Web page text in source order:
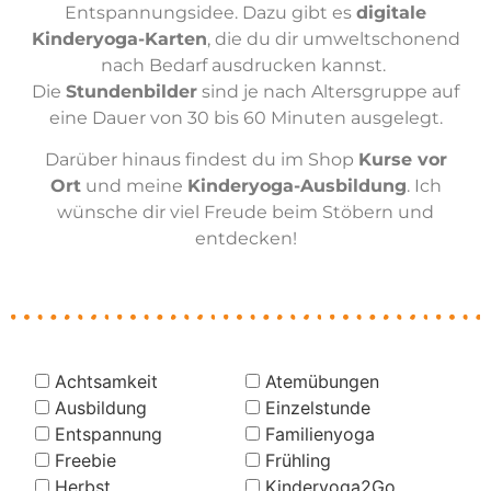
Entspannungsidee. Dazu gibt es digitale
Kinderyoga-Karten, die du dir umweltschonend
nach Bedarf ausdrucken kannst.
Die Stundenbilder sind je nach Altersgruppe auf
eine Dauer von 30 bis 60 Minuten ausgelegt.
Darüber hinaus findest du im Shop Kurse vor
Ortund meine Kinderyoga-Ausbildung. Ich
wünsche dir viel Freude beim Stöbern und
entdecken!
Achtsamkeit
Atemübungen
Ausbildung
Einzelstunde
Entspannung
Familienyoga
Freebie
Frühling
Herbst
Kinderyoga2Go